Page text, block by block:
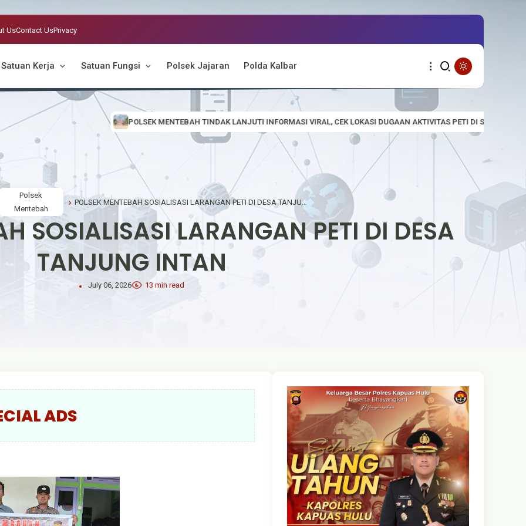
UsContact UsPrivacy
Satuan Kerja Satuan Fungsi Polsek Jajaran Polda Kalbar
POLSEK MENTEBAH TINDAK LANJUTI INFORMASI VIRAL, CEK LOKASI DUGAAN AKTIVITAS PETI DI SUNGAI EMPALAK Polsek
Polsek
Mentebah
POLSEK MENTEBAH SOSIALISASI LARANGAN PETI DI DESA TANJUNG INTAN
SOSIALISASI LARANGAN PETI DI DESA
TANJUNG INTAN
July 06, 2026 13 min read
ADS